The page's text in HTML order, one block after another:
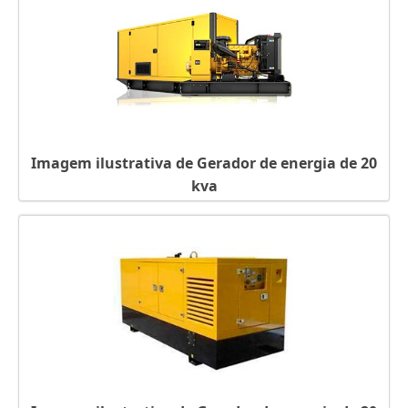
GERADORES DIESEL USADOS PARA VENDA
GERADORES DIESEL PEQUENO PORTE
GERADORES DE ENERGIA FÍSICA
GERADORES DE ENERGIA ELÉTRICA EM SP
GERADOR TRIFÁSICO A DIESEL
GERADOR TRIFÁSICO 380V
GERADOR TRIFÁSICO 10KVA
GERADOR SEM MOTOR
GERADOR PORTÁTIL SILENCIOSO
GERADOR PORTÁTIL SILENCIOSO PREÇO
GERADOR PORTÁTIL HONDA
Imagem ilustrativa de Gerador de energia de 20
kva